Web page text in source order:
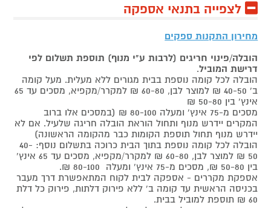
לצפייה בתנאי אספקה
מחירון התקנות ספקים
הובלה/פינוי חריגים (לרבות ע"י מנוף) תוספת תשלום לפי
דרישת המוביל.
הובלה לכל קומה נוספת בבית מגורים ללא מעלית. מעל קומה
ב' 40-50 ₪ למוצר לבן, 60-80 ₪ למקרר/מקפיא, מסכים עד 65
אינץ' בין 50-80 ₪
מסכים מ-75 אינץ' ומעלה 80-100 ₪ (במסכים אלו ברוב
המקרים יידרש מנוף ותחול הוראת הובלה חריגה שלעיל. אם לא
יידרש מנוף תחול תוספת הקומות כבר מהקומה הראשונה)
הובלה לכל קומה נוספת בתוך הבית כרוכה בתשלום נוסף: 40-
50 ₪ למוצר לבן, 60-80 ₪ למקרר/מקפיא, מסכים עד 65 אינץ'
בין 50-80 ₪, מסכים מ-75 אינץ' ומעלה 80-100 ₪.
אספקת מקררים - אספקה לבית לקוח המתאפשרת דרך מעבר
בכניסה הראשית עד קומה ב' ללא פירוק דלתות, פירוק כל דלת
60 ₪ תוספת למוביל בבית.